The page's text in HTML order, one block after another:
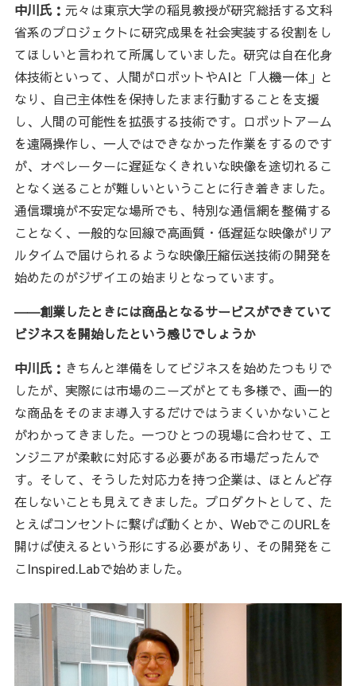
中川氏： 元々は東京大学の稲見教授が研究総括する文科
省系のプロジェクトに研究成果を社会実装する役割をし
てほしいと言われて所属していました。研究は自在化身
体技術といって、人間がロボットやAIと「人機一体」と
なり、自己主体性を保持したまま行動することを支援
し、人間の可能性を拡張する技術です。ロボットアーム
を遠隔操作し、一人ではできなかった作業をするのです
が、オペレーターに遅延なくきれいな映像を途切れるこ
となく送ることが難しいということに行き着きました。
通信環境が不安定な場所でも、特別な通信網を整備する
ことなく、一般的な回線で高画質・低遅延な映像がリア
ルタイムで届けられるような映像圧縮伝送技術の開発を
始めたのがジザイエの始まりとなっています。
――創業したときには商品となるサービスができていて
ビジネスを開始したという感じでしょうか
中川氏： きちんと準備をしてビジネスを始めたつもりで
したが、実際には市場のニーズがとても多様で、画一的
な商品をそのまま導入するだけではうまくいかないこと
がわかってきました。一つひとつの現場に合わせて、エ
ンジニアが柔軟に対応する必要がある市場だったんで
す。そして、そうした対応力を持つ企業は、ほとんど存
在しないことも見えてきました。プロダクトとして、た
とえばコンセントに繋げば動くとか、WebでこのURLを
開けば使えるという形にする必要があり、その開発をこ
こInspired.Labで始めました。